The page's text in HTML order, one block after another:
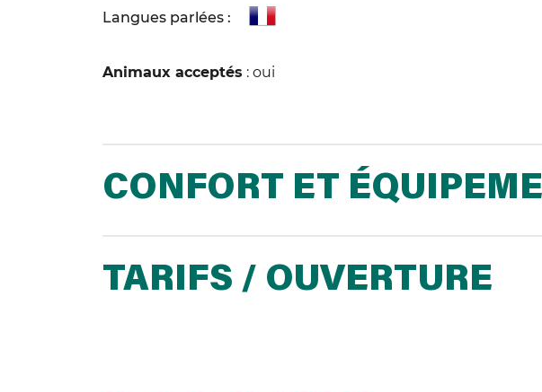
Langues parlées :
Animaux acceptés : oui
CONFORT ET
TARIFS / OUVERTURE